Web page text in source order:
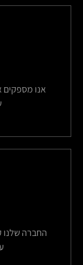
אנו מספקים